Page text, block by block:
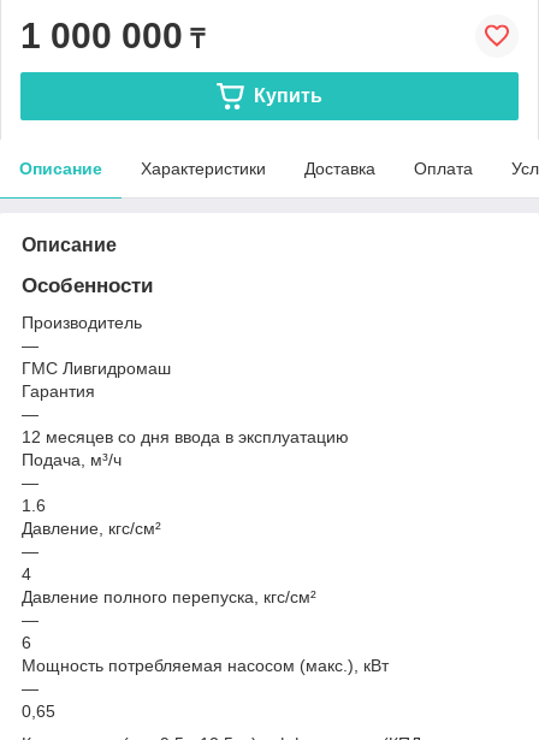
1 000 000 ₸
Купить
Описание Характеристики Доставка Оплата
Описание
Особенности
Производитель
—
ГМС Ливгидромаш
Гарантия
—
12 месяцев со дня ввода в эксплуатацию
Подача, м³/ч
—
1.6
Давление, кгс/см²
—
4
Давление полного перепуска, кгс/см²
—
6
Мощность потребляемая насосом (макс.), кВт
—
0,65